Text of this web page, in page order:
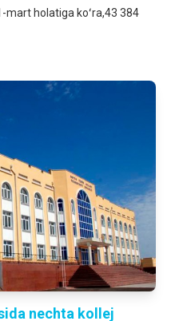
mart holatiga koʻra,43 384
nechta kollej